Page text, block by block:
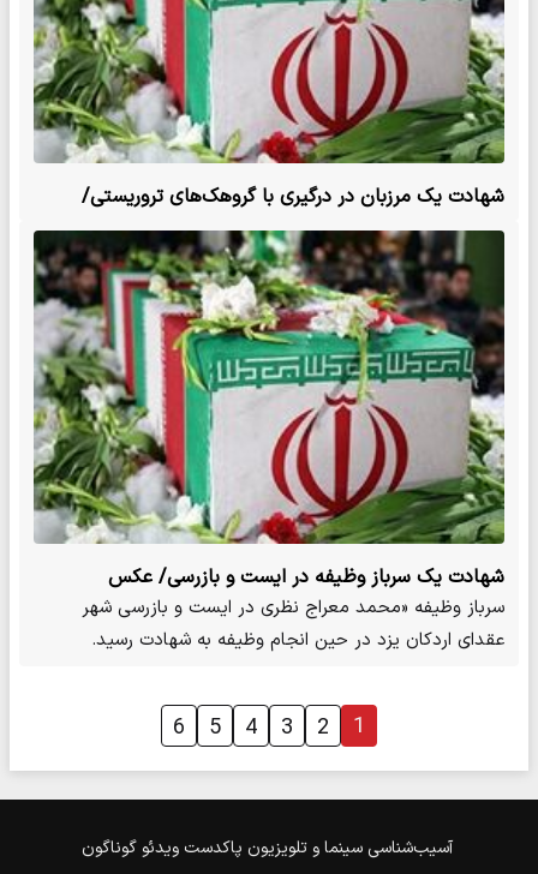
شهادت یک مرزبان در درگیری با گروهک‌های تروریستی/
عکس
شهادت یک سرباز وظیفه در ایست و بازرسی/ عکس
سرباز وظیفه «محمد معراج نظری در ایست و بازرسی شهر
عقدای اردکان یزد در حین انجام وظیفه به شهادت رسید.
1
2
3
4
5
6
آسیب‌شناسی سینما و تلویزیون پاکدست ویدئو گوناگون